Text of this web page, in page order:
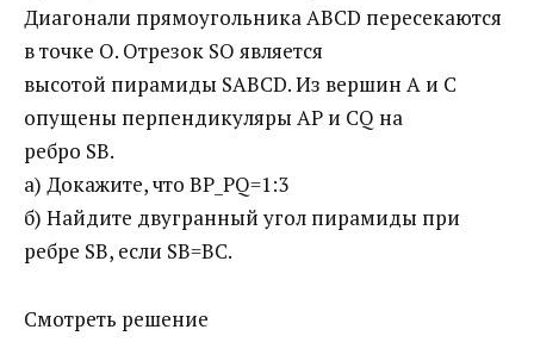
Диагонали прямоугольника ABCD пересекаются
в точке О. Отрезок SO является
высотой пирамиды SABCD. Из вершин А и С
опущены перпендикуляры АР и CQ на
ребро SB.
а) Докажите, что BP_PQ=1:3
б) Найдите двугранный угол пирамиды при
ребре SB, если SB=BC.
Смотреть решение